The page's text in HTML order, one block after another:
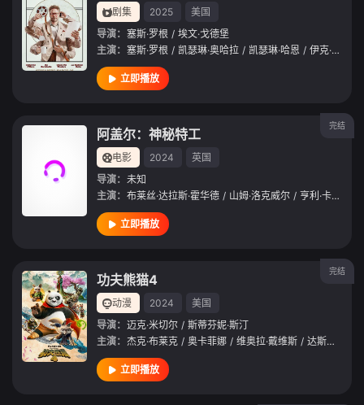
剧集 2025
美国
导演： 塞斯·罗根 / 埃文·戈德堡
主演： 塞斯·罗根 / 凯瑟琳·奥哈拉 / 凯瑟琳·哈恩 / 伊克·巴里霍尔兹
立即播放
完结
阿盖尔：神秘特工
电影 2024
英国
导演： 未知
主演： 布莱丝·达拉斯·霍华德 / 山姆·洛克威尔 / 亨利·卡维尔
立即播放
完结
功夫熊猫4
动漫 2024
美国
导演： 迈克·米切尔 / 斯蒂芬妮·斯汀
主演： 杰克·布莱克 / 奥卡菲娜 / 维奥拉·戴维斯 / 达斯汀·霍夫曼
立即播放